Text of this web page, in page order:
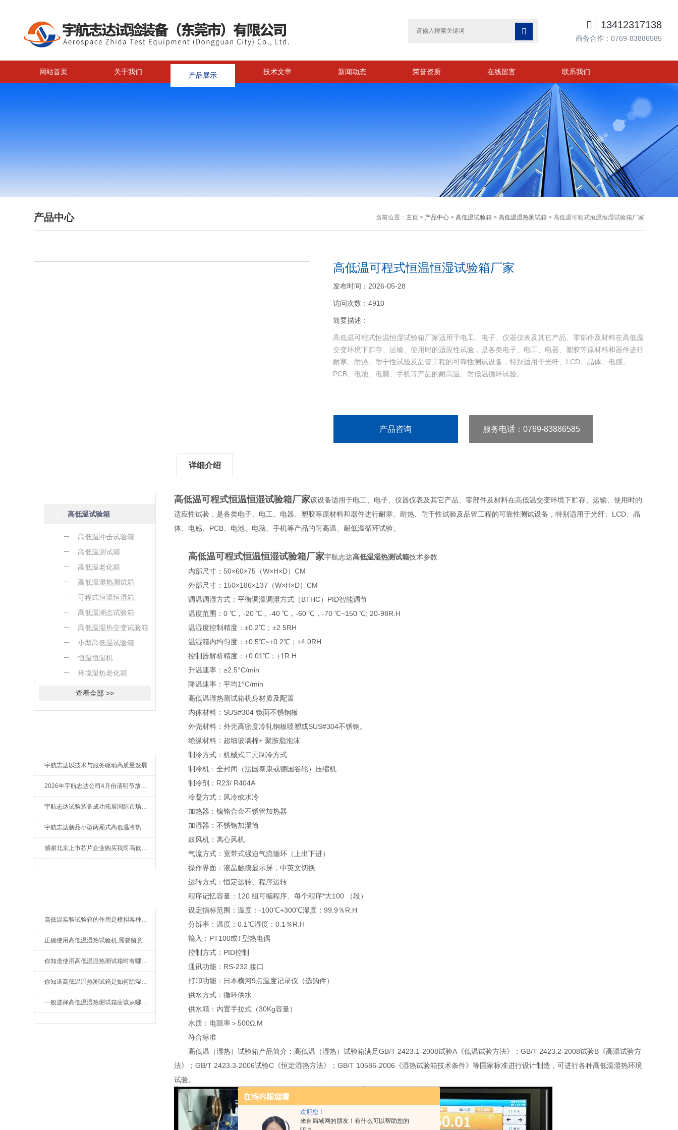
欢迎您！
来自局域网的朋友！有什么可以帮助您的

 13412317138
商务合作：0769-83886585
网站首页 关于我们 产品展示 技术文章 新闻动态 荣誉资质 在线留言 联系我们
产品中心 当前位置： 主页> 产品中心> 高低温试验箱 > 高低温湿热测试箱 > 高低温可程式恒温恒湿试验箱厂家
高低温可程式恒温恒湿试验箱厂家
发布时间：2026-05-28
访问次数：4910
简要描述：
高低温可程式恒温恒湿试验箱厂家适用于电工、电子、仪器仪表及其它产品、零部件及材料在高低温
交变环境下贮存、运输、使用时的适应性试验，是各类电子、电工、电器、塑胶等原材料和器件进行
耐寒、耐热、耐干性试验及品管工程的可靠性测试设备，特别适用于光纤、LCD、晶体、电感、
PCB、电池、电脑、手机等产品的耐高温、耐低温循环试验。
产品咨询 服务电话：0769-83886585
高低温试验箱
高低温冲击试验箱
高低温测试箱
高低温老化箱
高低温湿热测试箱
可程式恒温恒湿箱
高低温潮态试验箱
高低温湿热交变试验箱
小型高低温试验箱
恒温恒湿机
环境湿热老化箱
查看全部 >>
宇航志达以技术与服务驱动高质量发展
2026年宇航志达公司4月份清明节放假通知
宇航志达试验装备成功拓展国际市场出口肯尼亚
宇航志达新品小型两厢式高低温冷热冲击试验箱
感谢北京上市芯片企业购买我司高低温冲击热流仪
高低温实验试验箱的作用是模拟各种气候条件
正确使用高低温湿热试验机,需要留意这些问题
你知道使用高低温湿热测试箱时有哪些需要我们注意的地方吗？
你知道高低温湿热测试箱是如何除湿的吗？
一般选择高低温湿热测试箱应该从哪方面入手?
详细介绍
高低温可程式恒温恒湿试验箱厂家该设备适用于电工、电子、仪器仪表及其它产品、零部件及材料在高低温交变环境下贮存、运输、使用时的
适应性试验，是各类电子、电工、电器、塑胶等原材料和器件进行耐寒、耐热、耐干性试验及品管工程的可靠性测试设备，特别适用于光纤、LCD、晶
体、电感、PCB、电池、电脑、手机等产品的耐高温、耐低温循环试验。
高低温可程式恒温恒湿试验箱厂家宇航志达高低温湿热测试箱技术参数
内部尺寸：50×60×75（W×H×D）CM
外部尺寸：150×186×137（W×H×D）CM
调温调湿方式：平衡调温调湿方式（BTHC）PID智能调节
温度范围：0 ℃，-20 ℃，-40 ℃，-60 ℃，-70 ℃~150 ℃; 20-98R.H
温湿度控制精度：±0.2℃；±2.5RH
温湿箱内均匀度：±0.5℃~±0.2℃；±4.0RH
控制器解析精度：±0.01℃；±1R.H
升温速率：≥2.5°C/min
降温速率：平均1°C/min
高低温湿热测试箱机身材质及配置
内体材料：SUS#304 镜面不锈钢板
外壳材料：外壳高密度冷轧钢板喷塑或SUS#304不锈钢。
绝缘材料：超细玻璃棉+ 聚胺脂泡沫
制冷方式：机械式二元制冷方式
制冷机：全封闭（法国泰康或德国谷轮）压缩机
制冷剂：R23/ R404A
冷凝方式：风冷或水冷
加热器：镍铬合金不锈管加热器
加湿器：不锈钢加湿筒
鼓风机：离心风机
气流方式：宽带式强迫气流循环（上出下进）
操作界面：液晶触摸显示屏，中英文切换
运转方式：恒定运转、程序运转
程序记忆容量：120 组可编程序、每个程序*大100 （段）
设定指标范围：温度：-100℃+300℃湿度：99.9％R.H
分辨率：温度：0.1℃湿度：0.1％R.H
输入：PT100或T型热电偶
控制方式：PID控制
通讯功能：RS-232 接口
打印功能：日本横河9点温度记录仪（选购件）
供水方式：循环供水
供水箱：内置手拉式（30Kg容量）
水质：电阻率＞500Ω.M
符合标准
高低温（湿热）试验箱产品简介：高低温（湿热）试验箱满足GB/T 2423.1-2008试验A《低温试验方法》；GB/T 2423.2-2008试验B《高温试验方
法》；GB/T 2423.3-2006试验C《恒定湿热方法》；GB/T 10586-2006《湿热试验箱技术条件》等国家标准进行设计制造，可进行各种高低温湿热环境
试验。